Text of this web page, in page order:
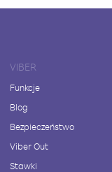
VIBER
Funkcje
Blog
Bezpieczeństwo
Viber Out
Stawki